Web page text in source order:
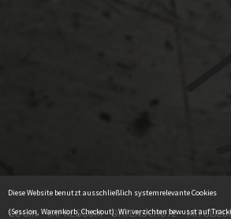
Diese Website benutzt ausschließlich systemrelevante Cookies
(Session, Warenkorb, Checkout). Wir verzichten bewusst auf
LOGIN IMPRESSUM DATENSCHUTZ